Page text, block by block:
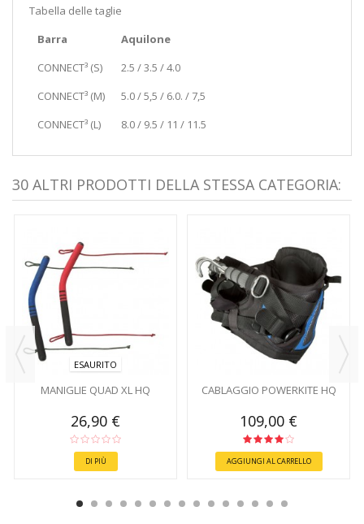
Tabella delle taglie
Barra
Aquilone
CONNECT³ (S)
2.5 / 3.5 / 4.0
CONNECT³ (M)
5.0 / 5,5 / 6.0. / 7,5
CONNECT³ (L)
8.0 / 9.5 / 11 / 11.5
30 ALTRI PRODOTTI DELLA STESSA CATEGORIA:
ESAURITO
MANIGLIE QUAD XL HQ
26,90 €
DI PIÙ
CABLAGGIO POWERKITE HQ
109,00 €
AGGIUNGI AL CARRELLO